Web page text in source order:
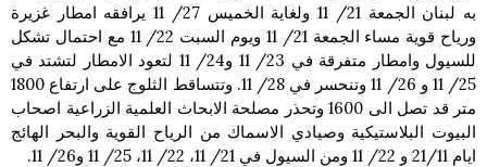
به لبنان الجمعة 21/ 11 ولغاية الخميس 27/ 11 يرافقه امطار غزيرة
ورياح قوية مساء الجمعة 21/ 11 ويوم السبت 22/ 11 مع احتمال تشكل
للسيول وامطار متفرقة في 23/ 11 و24/ 11 لتعود الامطار لتشتد في
25/ 11 و 26/ 11 وتنحسر في 28/ 11. وتتساقط الثلوج على ارتفاع 1800
متر قد تصل الى 1600 وتحذر مصلحة الابحاث العلمية الزراعية اصحاب
البيوت البلاستيكية وصيادي الاسماك من الرياح القوية والبحر الهائج
ايام 21/11 و 22/ 11 ومن السيول في 21/ 11، 22/ 11، 25/ 11 و26/ 11.